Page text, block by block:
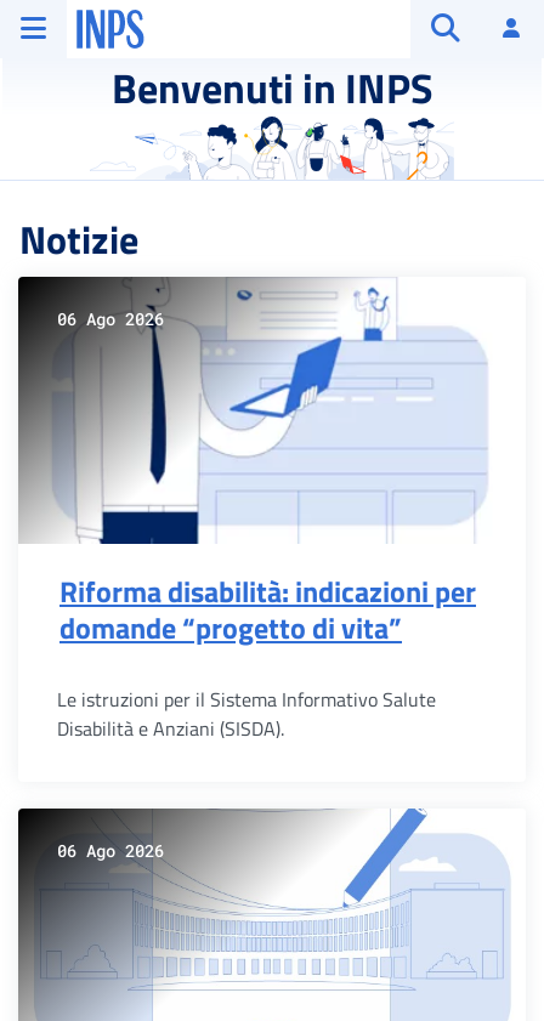
Vai al menu principale
Vai al contenuto principale
Vai al pie' di pagina
INPS ()
Benvenuti in INPS
Notizie
06 Ago 2026
Riforma disabilità: indicazioni per
domande “progetto di vita”
Le istruzioni per il Sistema Informativo Salute
Disabilità e Anziani (SISDA).
06 Ago 2026